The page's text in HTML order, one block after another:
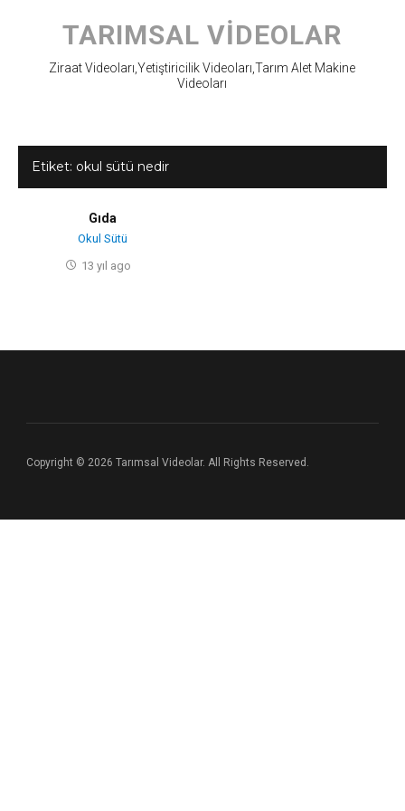
content
TARIMSAL VIDEOLAR
Ziraat Videoları,Yetiştiricilik Videoları,Tarım Alet Makine
Videoları
Etiket: okul sütü nedir
Gıda
Okul Sütü
13 yıl ago
Copyright © 2026 Tarımsal Videolar. All Rights Reserved.